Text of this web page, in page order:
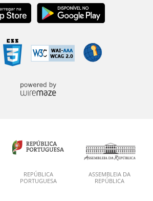
REPÚBLICA
PORTUGUESA
ASSEMBLEIA DA
REPÚBLICA